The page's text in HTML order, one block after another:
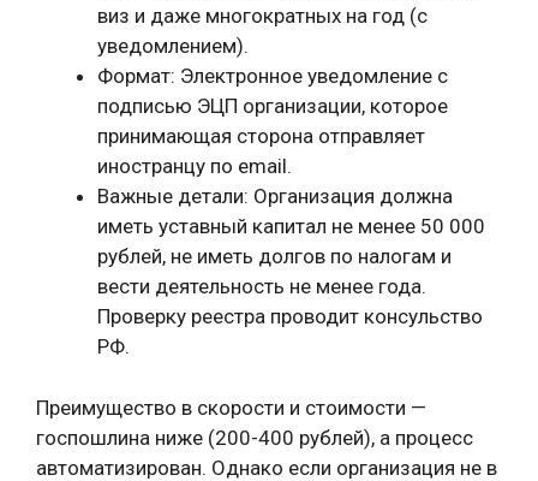
виз и даже многократных на год (с
уведомлением).
Формат: Электронное уведомление с
подписью ЭЦП организации, которое
принимающая сторона отправляет
иностранцу по email.
Важные детали: Организация должна
иметь уставный капитал не менее 50 000
рублей, не иметь долгов по налогам и
вести деятельность не менее года.
Проверку реестра проводит консульство
РФ.
Преимущество в скорости и стоимости —
госпошлина ниже (200-400 рублей), а процесс
автоматизирован. Однако если организация не в